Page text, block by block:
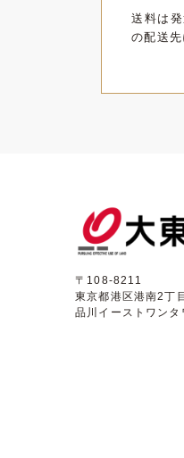
送料は
の配送先
〒108-8211
東京都港区港南2丁
品川イーストワンタ